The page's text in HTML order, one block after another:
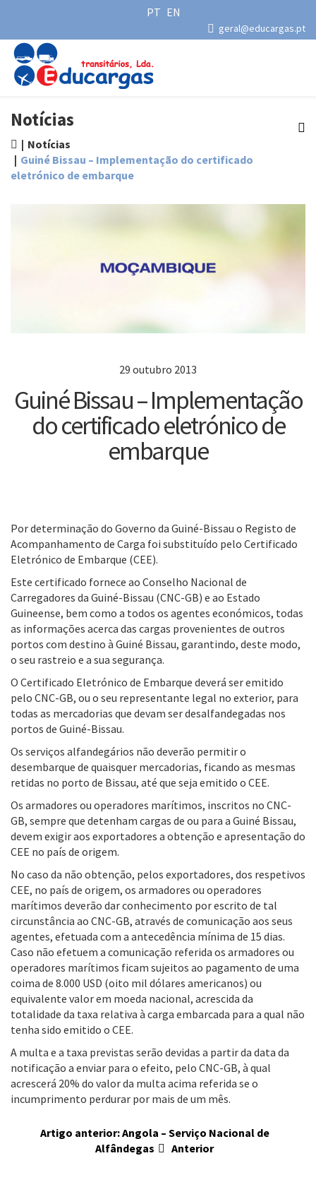
PT EN
geral@educargas.pt
Notícias
Notícias
Guiné Bissau – Implementação do certificado
eletrónico de embarque
29 outubro 2013
Guiné Bissau – Implementação
do certificado eletrónico de
embarque
Por determinação do Governo da Guiné-Bissau o Registo de
Acompanhamento de Carga foi substituído pelo Certificado
Eletrónico de Embarque (CEE).
Este certificado fornece ao Conselho Nacional de
Carregadores da Guiné-Bissau (CNC-GB) e ao Estado
Guineense, bem como a todos os agentes económicos, todas
as informações acerca das cargas provenientes de outros
portos com destino à Guiné Bissau, garantindo, deste modo,
o seu rastreio e a sua segurança.
O Certificado Eletrónico de Embarque deverá ser emitido
pelo CNC-GB, ou o seu representante legal no exterior, para
todas as mercadorias que devam ser desalfandegadas nos
portos de Guiné-Bissau.
Os serviços alfandegários não deverão permitir o
desembarque de quaisquer mercadorias, ficando as mesmas
retidas no porto de Bissau, até que seja emitido o CEE.
Os armadores ou operadores marítimos, inscritos no CNC-
GB, sempre que detenham cargas de ou para a Guiné Bissau,
devem exigir aos exportadores a obtenção e apresentação do
CEE no país de origem.
No caso da não obtenção, pelos exportadores, dos respetivos
CEE, no país de origem, os armadores ou operadores
marítimos deverão dar conhecimento por escrito de tal
circunstância ao CNC-GB, através de comunicação aos seus
agentes, efetuada com a antecedência mínima de 15 dias.
Caso não efetuem a comunicação referida os armadores ou
operadores marítimos ficam sujeitos ao pagamento de uma
coima de 8.000 USD (oito mil dólares americanos) ou
equivalente valor em moeda nacional, acrescida da
totalidade da taxa relativa à carga embarcada para a qual não
tenha sido emitido o CEE.
A multa e a taxa previstas serão devidas a partir da data da
notificação a enviar para o efeito, pelo CNC-GB, à qual
acrescerá 20% do valor da multa acima referida se o
incumprimento perdurar por mais de um mês.
Artigo anterior: Angola – Serviço Nacional de
Alfândegas
Anterior